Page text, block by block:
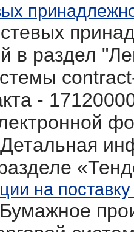
в раздел
-
на